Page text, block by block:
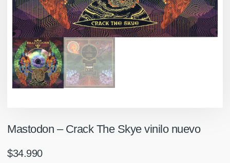
Mastodon – Crack The Skye vinilo nuevo
$34.990